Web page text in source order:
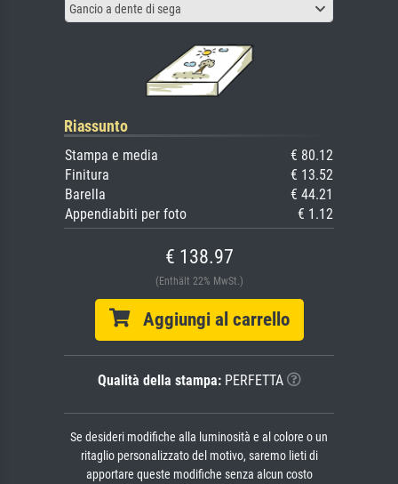
Gancio a dente di sega
Riassunto
Stampa e media
€ 80.12
Finitura
€ 13.52
Barella
€ 44.21
Appendiabiti per foto
€ 1.12
€ 138.97
(Enthält 22% MwSt.)
Aggiungi al carrello
Qualità della stampa:PERFETTA
Se desideri modifiche alla luminosità e al colore o un
ritaglio personalizzato del motivo, saremo lieti di
apportare queste modifiche senza alcun costo